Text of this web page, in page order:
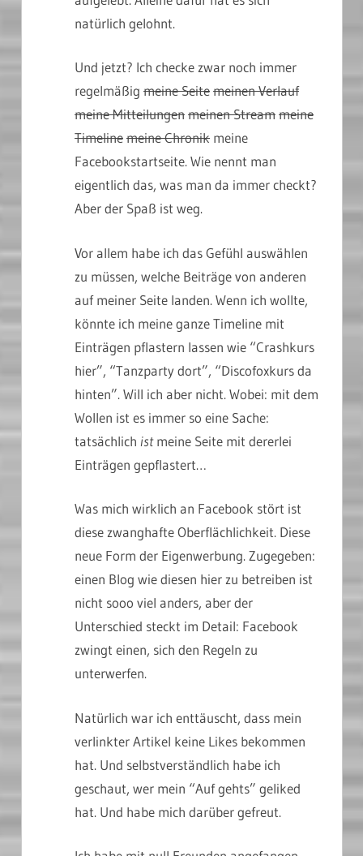
natürlich gelohnt.
Und jetzt? Ich checke zwar noch immer
regelmäßig meine Seitemeinen Verlauf
meine Mitteilungenmeinen Streammeine
Timelinemeine Chronik meine
Facebookstartseite. Wie nennt man
eigentlich das, was man da immer checkt?
Aber der Spaß ist weg.
Vor allem habe ich das Gefühl auswählen
zu müssen, welche Beiträge von anderen
auf meiner Seite landen. Wenn ich wollte,
könnte ich meine ganze Timeline mit
Einträgen pflastern lassen wie “Crashkurs
hier”, “Tanzparty dort”, “Discofoxkurs da
hinten”. Will ich aber nicht. Wobei: mit dem
Wollen ist es immer so eine Sache:
tatsächlich istmeine Seite mit dererlei
Einträgen gepflastert…
Was mich wirklich an Facebook stört ist
diese zwanghafte Oberflächlichkeit. Diese
neue Form der Eigenwerbung. Zugegeben:
einen Blog wie diesen hier zu betreiben ist
nicht sooo viel anders, aber der
Unterschied steckt im Detail: Facebook
zwingt einen, sich den Regeln zu
unterwerfen.
Natürlich war ich enttäuscht, dass mein
verlinkter Artikel keine Likes bekommen
hat. Und selbstverständlich habe ich
geschaut, wer mein “Auf gehts” geliked
hat. Und habe mich darüber gefreut.